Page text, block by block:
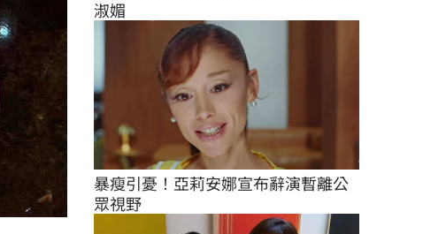
淑媚
暴瘦引憂！亞莉安娜宣布辭演暫離公
眾視野